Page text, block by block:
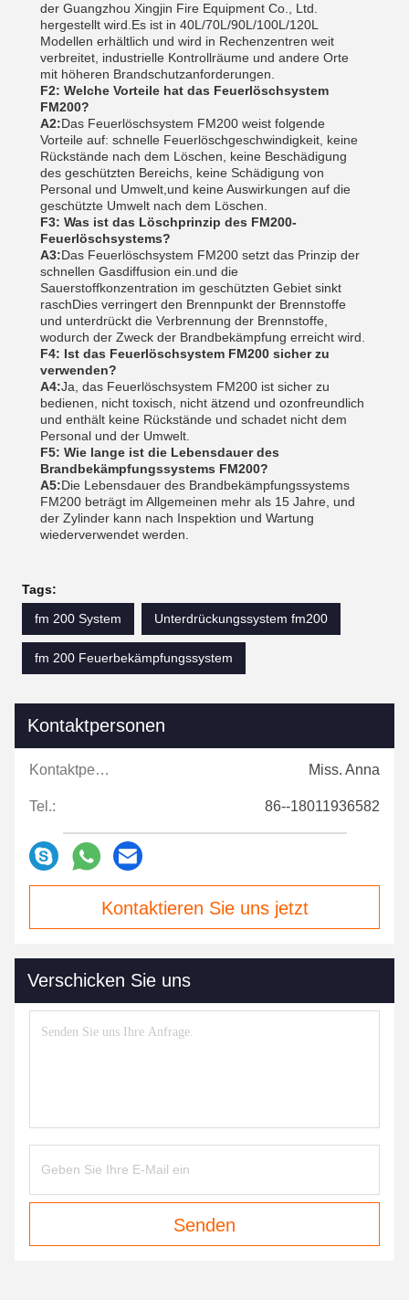
der Guangzhou Xingjin Fire Equipment Co., Ltd.
hergestellt wird.Es ist in 40L/70L/90L/100L/120L
Modellen erhältlich und wird in Rechenzentren weit
verbreitet, industrielle Kontrollräume und andere Orte
mit höheren Brandschutzanforderungen.
F2: Welche Vorteile hat das Feuerlöschsystem
FM200?
A2:Das Feuerlöschsystem FM200 weist folgende
Vorteile auf: schnelle Feuerlöschgeschwindigkeit, keine
Rückstände nach dem Löschen, keine Beschädigung
des geschützten Bereichs, keine Schädigung von
Personal und Umwelt,und keine Auswirkungen auf die
geschützte Umwelt nach dem Löschen.
F3: Was ist das Löschprinzip des FM200-
Feuerlöschsystems?
A3:Das Feuerlöschsystem FM200 setzt das Prinzip der
schnellen Gasdiffusion ein.und die
Sauerstoffkonzentration im geschützten Gebiet sinkt
raschDies verringert den Brennpunkt der Brennstoffe
und unterdrückt die Verbrennung der Brennstoffe,
wodurch der Zweck der Brandbekämpfung erreicht wird.
F4: Ist das Feuerlöschsystem FM200 sicher zu
verwenden?
A4:Ja, das Feuerlöschsystem FM200 ist sicher zu
bedienen, nicht toxisch, nicht ätzend und ozonfreundlich
und enthält keine Rückstände und schadet nicht dem
Personal und der Umwelt.
F5: Wie lange ist die Lebensdauer des
Brandbekämpfungssystems FM200?
A5:Die Lebensdauer des Brandbekämpfungssystems
FM200 beträgt im Allgemeinen mehr als 15 Jahre, und
der Zylinder kann nach Inspektion und Wartung
wiederverwendet werden.
Tags:
fm 200 System
Unterdrückungssystem fm200
fm 200 Feuerbekämpfungssystem
Kontaktpersonen
Kontaktpersonen: Miss. Anna
Tel.: 86--18011936582
Kontaktieren Sie uns jetzt
Verschicken Sie uns
Senden